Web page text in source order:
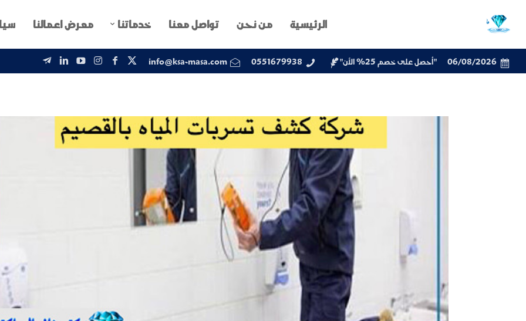
الرئيسية من نحن تواصل معنا خدماتنا معرض اعمالنا
06/08/2026 "أحصل على خصم 25% الأن" 0551679938
info@ksa-masa.com